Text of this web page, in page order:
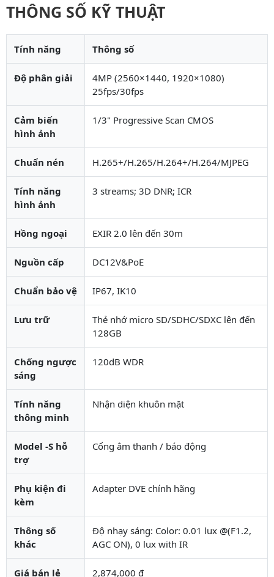
THÔNG SỐ KỸ THUẬT
Tính năng Thông số
Độ phân giải
4MP (2560×1440, 1920×1080)
25fps/30fps
Cảm biến
hình ảnh
1/3" Progressive Scan CMOS
Chuẩn nén H.265+/H.265/H.264+/H.264/MJPEG
Tính năng
hình ảnh
3 streams; 3D DNR; ICR
Hồng ngoại EXIR 2.0 lên đến 30m
Nguồn cấp DC12V&PoE
Chuẩn bảo vệ IP67, IK10
Lưu trữ
Thẻ nhớ micro SD/SDHC/SDXC lên đến
128GB
Chống ngược
sáng
120dB WDR
Tính năng
thông minh
Nhận diện khuôn mặt
Model -S hỗ
trợ
Cổng âm thanh / báo động
Phụ kiện đi
kèm
Adapter DVE chính hãng
Thông số
khác
Độ nhạy sáng: Color: 0.01 lux @(F1.2,
AGC ON), 0 lux with IR
Giá bán lẻ 2,874,000 đ